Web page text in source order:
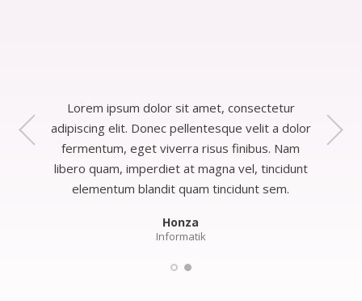
Petra
Finanční poradce
Lorem ipsum dolor sit amet, consectetur
adipiscing elit. Donec pellentesque velit a dolor
fermentum, eget viverra risus finibus. Nam
libero quam, imperdiet at magna vel, tincidunt
elementum blandit quam tincidunt sem.
Honza
Informatik